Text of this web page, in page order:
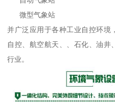
微型气象站
并广泛应用于各种工业自控环境
自控、航空航天、、石化、油井
行业。